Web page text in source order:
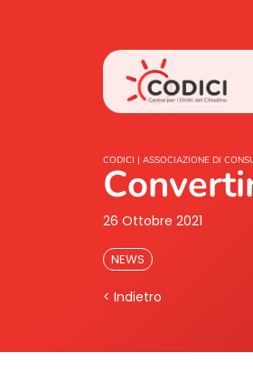
CODICI | ASSOCIAZIONE DI
26 Ottobre 2021
NEWS
< Indietro